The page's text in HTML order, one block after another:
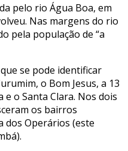
pelo rio Água Boa, em
Nas margens do rio
pela população de “a
se pode identificar
o Bom Jesus, a 13
e o Santa Clara. Nos dois
os bairros
dos Operários (este